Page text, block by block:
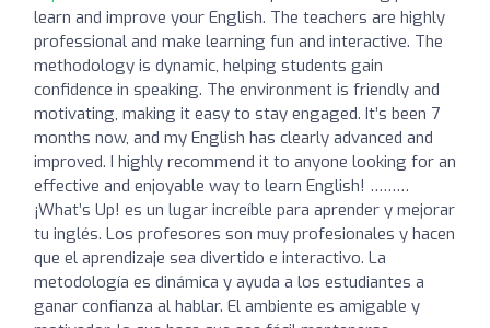
learn and improve your English. The teachers are highly
professional and make learning fun and interactive. The
methodology is dynamic, helping students gain
confidence in speaking. The environment is friendly and
motivating, making it easy to stay engaged. It’s been 7
months now, and my English has clearly advanced and
improved. I highly recommend it to anyone looking for an
effective and enjoyable way to learn English! ………
¡What’s Up! es un lugar increíble para aprender y mejorar
tu inglés. Los profesores son muy profesionales y hacen
que el aprendizaje sea divertido e interactivo. La
metodología es dinámica y ayuda a los estudiantes a
ganar confianza al hablar. El ambiente es amigable y